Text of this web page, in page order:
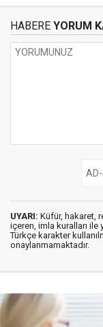
HABERE YORUM
UYARI: Küfür, hakaret,
içeren, imla kuralları ile
Türkçe karakter
onaylanmamaktadır.